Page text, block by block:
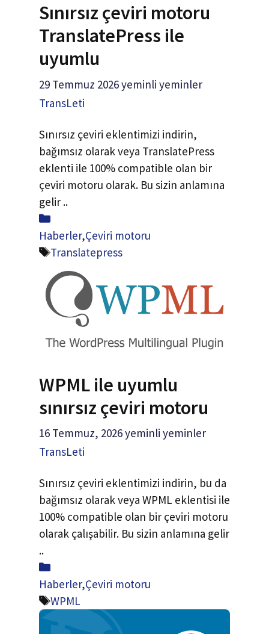
Sınırsız çeviri motoru
TranslatePress ile
uyumlu
29 Temmuz 2026yeminli yeminler
TransLeti
Sınırsız çeviri eklentimizi indirin,
bağımsız olarak veya TranslatePress
eklenti ile 100% compatible olan bir
çeviri motoru olarak. Bu sizin anlamına
gelir ..
Paylaş
Haberler,Çeviri motoru
Etiketler
Translatepress
WPML ile uyumlu
sınırsız çeviri motoru
16 Temmuz, 2026yeminli yeminler
TransLeti
Sınırsız çeviri eklentimizi indirin, bu da
bağımsız olarak veya WPML eklentisi ile
100% compatible olan bir çeviri motoru
olarak çalışabilir. Bu sizin anlamına gelir
..
Paylaş
Haberler,Çeviri motoru
Etiketler
WPML